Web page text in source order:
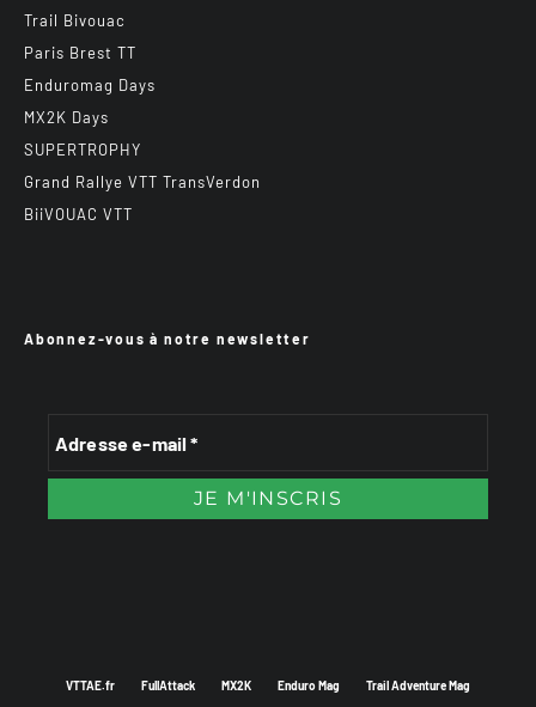
Trail Bivouac
Paris Brest TT
Enduromag Days
MX2K Days
SUPERTROPHY
Grand Rallye VTT TransVerdon
BiiVOUAC VTT
Abonnez-vous à notre newsletter
VTTAE.fr FullAttack MX2K Enduro Mag Trail Adventure Mag